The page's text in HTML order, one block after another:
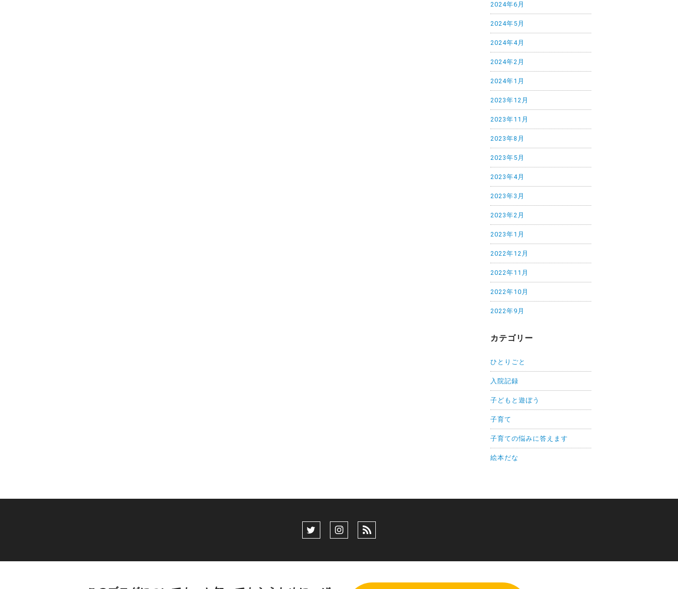
2024年6月
2024年5月
2024年4月
2024年2月
2024年1月
2023年12月
2023年11月
2023年8月
2023年5月
2023年4月
2023年3月
2023年2月
2023年1月
2022年12月
2022年11月
2022年10月
2022年9月
カテゴリー
ひとりごと
入院記録
子どもと遊ぼう
子育て
子育ての悩みに答えます
絵本だな